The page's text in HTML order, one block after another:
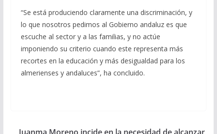
“Se está produciendo claramente una discriminación, y
lo que nosotros pedimos al Gobierno andaluz es que
escuche al sector y a las familias, y no actúe
imponiendo su criterio cuando este representa más
recortes en la educación y más desigualdad para los
almerienses y andaluces”, ha concluido.